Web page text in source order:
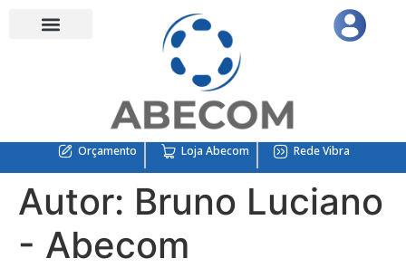
Orçamento Loja Abecom Rede Vibra
Autor: Bruno Luciano
- Abecom